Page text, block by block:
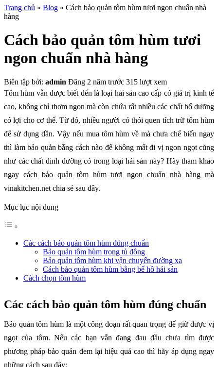
Trang chủ » Blog » Cách bảo quản tôm hùm tươi ngon chuẩn nhà
hàng
Cách bảo quản tôm hùm tươi
ngon chuẩn nhà hàng
Biên tập bởi: admin Đăng 2 năm trước 315 lượt xem
Tôm hùm vẫn được biết đến là loại hải sản cao cấp có giá trị kinh tế
cao, không chỉ thơm ngon mà còn chứa rất nhiều các chất bổ dưỡng
có lợi cho cơ thể. Từ đó, nhiều người có thói quen tích trữ tôm hùm
để sử dụng dần. Vậy nếu mua tôm hùm về mà chưa chế biến ngay
thì làm bảo quản bằng cách nào để không mất đi vị ngon ngọt cũng
như các chất dinh dưỡng có trong loại hải sản này? Hãy tham khảo
ngay cách bảo quản tôm hùm tươi ngon chuẩn nhà hàng mà
vinakitchen.net chia sẻ sau đây.
Mục lục nội dung
Các cách bảo quản tôm hùm đúng chuẩn
Bảo quản tôm hùm trong tủ đông
Bảo quản tôm hùm khi vận chuyển đường xa
Cách bảo quản tôm hùm bằng bể hồ hải sản
Cách chọn tôm hùm
Các cách bảo quản tôm hùm đúng chuẩn
Bảo quản tôm hùm là một công đoạn rất quan trọng để giữ được vị
ngọt của tôm. Nếu các bạn vẫn đang đau đầu chưa tìm được
phương pháp bảo quản đem lại hiệu quả cao thì hãy áp dụng ngay
những cách sau đây: